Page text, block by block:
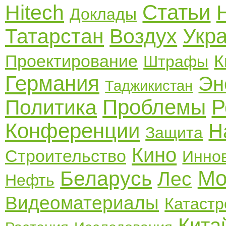
Hitech Доклады Статьи
Татарстан Воздух
Проектирование Штрафы
Германия Таджикистан
Политика Проблемы
Конференции Защита
Строительство Кино
Нефть Беларусь Лес
Видеоматериалы